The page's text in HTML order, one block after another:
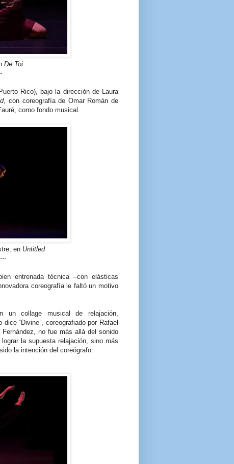
De Toi.
Rico), bajo la dirección de Laura
, con coreografía de Omar Román de
como fondo musical.
en Untitled
entrenada técnica –con elásticas
coreografía le faltó un motivo
un collage musical de relajación,
“Divine”, coreografiado por Rafael
no fue más allá del sonido
la supuesta relajación, sino más
la intención del coreógrafo.